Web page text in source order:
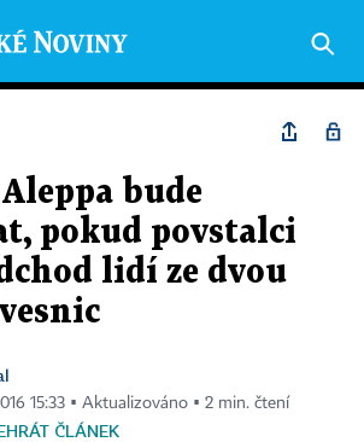
bude
pokud povstalci
lidí ze dvou
15:33 ▪ Aktualizováno ▪ 2 min. čtení
ČLÁNEK